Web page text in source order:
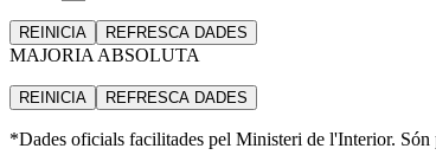
REINICIA REFRESCA DADES
MAJORIA ABSOLUTA
REINICIA REFRESCA DADES
*Dades oficials facilitades pel Ministeri de l'Interior.